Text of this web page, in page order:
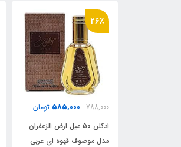
7٪
ناموجود
ادکلن ارض الزعفران مدل
موصوف رمادی سبز MOUSUF